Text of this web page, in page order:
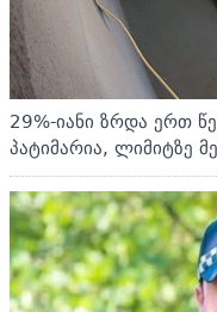
29%-იანი ზრდა ერთ
პატიმარია, ლიმიტზე